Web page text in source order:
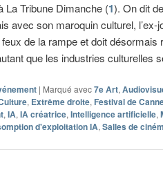
La Tribune Dimanche (1). On dit
avec son maroquin culturel,
de la rampe et doit
que les industries culturelles
| Marqué avec7e Art,
, Extrême droite, Festival de
, IA, IA créatrice, Intelligence artificielle,
d'exploitation IA, Salles de